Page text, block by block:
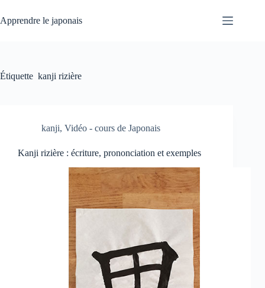
au
contenu
Apprendre le japonais
Étiquette kanji rizière
kanji, Vidéo - cours de Japonais
Kanji rizière : écriture, prononciation et exemples